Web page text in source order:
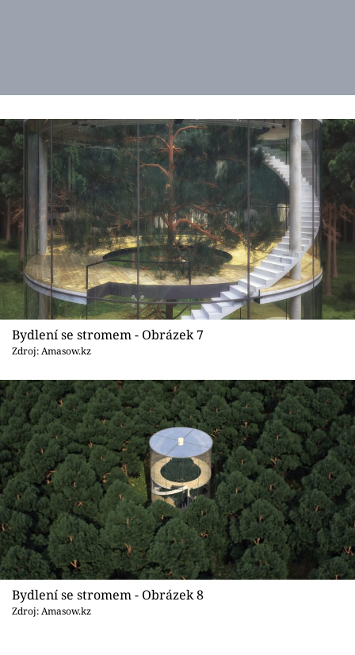
Bydlení se stromem - Obrázek 7
Zdroj: Amasow.kz
Bydlení se stromem - Obrázek 8
Zdroj: Amasow.kz